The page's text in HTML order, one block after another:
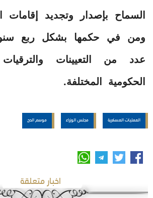
السماح بإصدار وتجديد إقامات
ومن في حكمها بشكل ربع
عدد من التعيينات
الحكومية المختلفة.
العمليات العسكرية مجلس الوزراء موسم الحج
اخبار متعلقة